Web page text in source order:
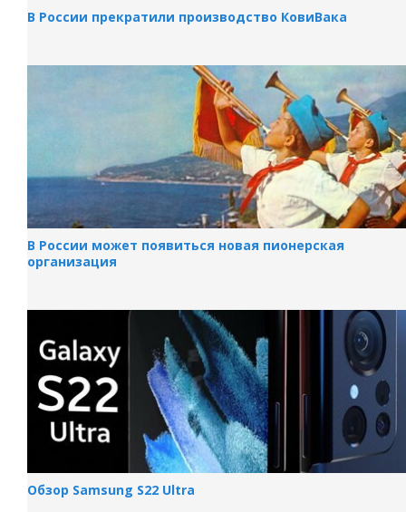
В России прекратили производство КовиВака
В России может появиться новая пионерская
организация
Обзор Samsung S22 Ultra